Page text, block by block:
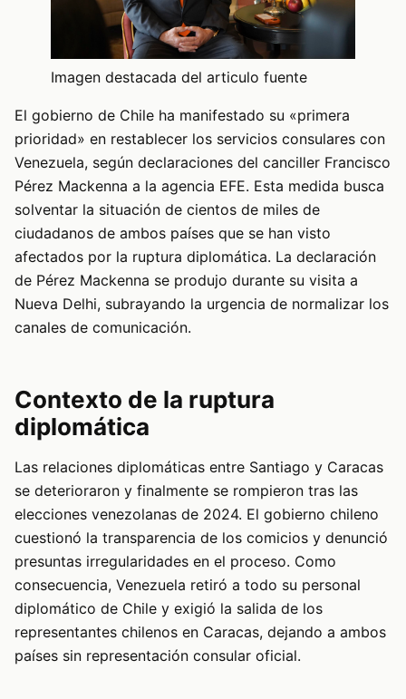
Imagen destacada del articulo fuente
El gobierno de Chile ha manifestado su «primera
prioridad» en restablecer los servicios consulares con
Venezuela, según declaraciones del canciller Francisco
Pérez Mackenna a la agencia EFE. Esta medida busca
solventar la situación de cientos de miles de
ciudadanos de ambos países que se han visto
afectados por la ruptura diplomática. La declaración
de Pérez Mackenna se produjo durante su visita a
Nueva Delhi, subrayando la urgencia de normalizar los
canales de comunicación.
Contexto de la ruptura
diplomática
Las relaciones diplomáticas entre Santiago y Caracas
se deterioraron y finalmente se rompieron tras las
elecciones venezolanas de 2024. El gobierno chileno
cuestionó la transparencia de los comicios y denunció
presuntas irregularidades en el proceso. Como
consecuencia, Venezuela retiró a todo su personal
diplomático de Chile y exigió la salida de los
representantes chilenos en Caracas, dejando a ambos
países sin representación consular oficial.